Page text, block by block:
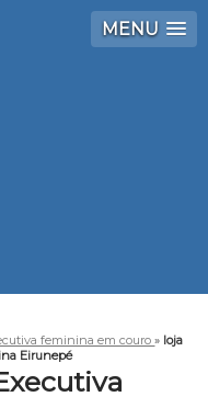
MENU
feminina em couro» loja
Eirunepé